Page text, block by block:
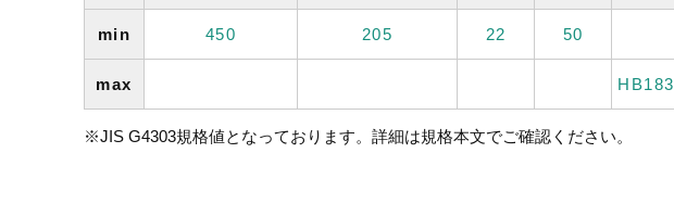
min 450 205 22 50
max HB183
※JIS G4303規格値となっております。詳細は規格本文でご確認ください。